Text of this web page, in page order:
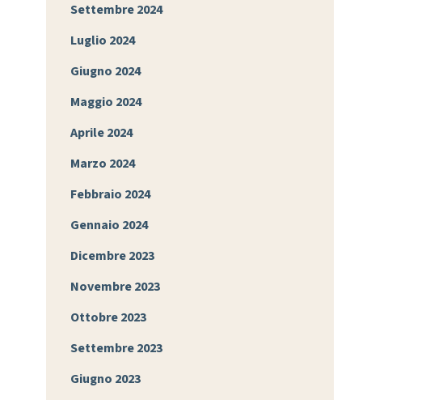
Settembre 2024
Luglio 2024
Giugno 2024
Maggio 2024
Aprile 2024
Marzo 2024
Febbraio 2024
Gennaio 2024
Dicembre 2023
Novembre 2023
Ottobre 2023
Settembre 2023
Giugno 2023